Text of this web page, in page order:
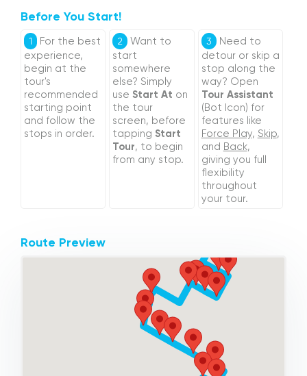
Before You Start!
1
For the best
experience,
begin at the
tour's
recommended
starting point
and follow the
stops in order.
2
Want to
start
somewhere
else? Simply
useStart At on
the tour
screen, before
tappingStart
Tour, to begin
from any stop.
3 Need to
detour or skip a
stop along the
way? Open
Tour Assistant
(Bot Icon) for
features like
Force Play, Skip,
and Back,
giving you full
flexibility
throughout
your tour.
Route Preview